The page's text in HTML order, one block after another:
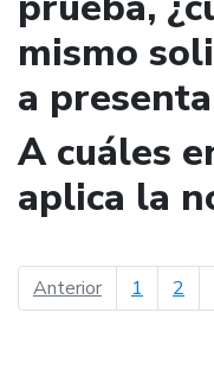
mismo
a
A cuáles
aplica la
Anteriorpágina
1 2